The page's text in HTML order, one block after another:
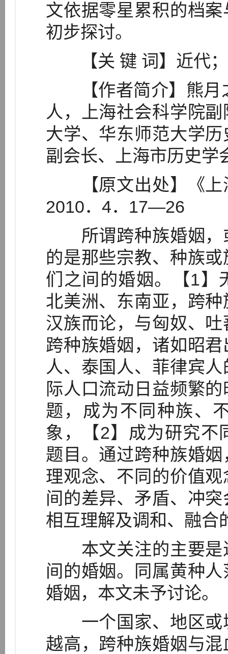
文依据零星累积的档
初步探讨。
【关 键 词】近代；
【作者简介】熊月
人，上海社会科学院
大学、华东师范大学
副会长、上海市历史学
【原文出处】《上
2010．4．17—26
所谓跨种族婚姻，
的是那些宗教、种族
们之间的婚姻。【1】
北美洲、东南亚，跨
汉族而论，与匈奴、
跨种族婚姻，诸如昭
人、泰国人、菲律宾
际人口流动日益频繁
题，成为不同种族、
象，【2】成为研究不
题目。通过跨种族婚
理观念、不同的价值
间的差异、矛盾、冲
相互理解及调和、融合
本文关注的主要是
间的婚姻。同属黄种
婚姻，本文未予讨论。
一个国家、地区或
越高，跨种族婚姻与